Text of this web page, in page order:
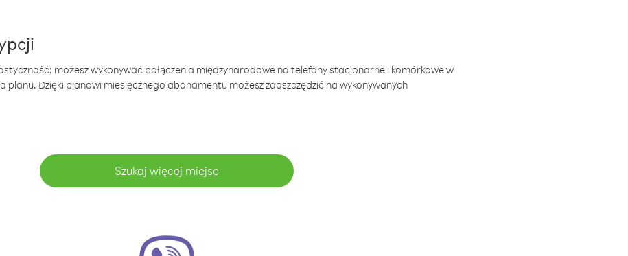
możesz wykonywać połączenia międzynarodowe na telefony stacjonarne i komórkowe w
Dzięki planowi miesięcznego abonamentu możesz zaoszczędzić na wykonywanych
Szukaj więcej miejsc